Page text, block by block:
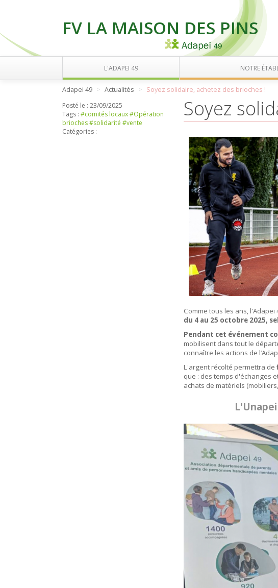
FV LA MAISON DES PINS
L'ADAPEI 49 NOTRE
Adapei 49 Actualités Soyez solidaire, achetez des brioches !
Posté le : 23/09/2025
Tags : #comités locaux#Opération
brioches#solidarité #vente
Catégories :
Soyez
Comme tous les ans, l'Adapei
du 4 au 25 octobre 2025,
Pendant cet événement
mobilisent dans tout le
connaître les actions de
L'argent récolté permettra de
que : des temps d'échanges
achats de matériels